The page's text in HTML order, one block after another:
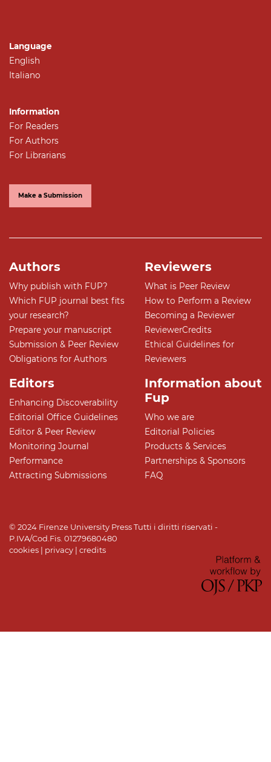
Language
English
Italiano
Information
For Readers
For Authors
For Librarians
Make a Submission
Authors
Why publish with FUP?
Which FUP journal best fits
your research?
Prepare your manuscript
Submission & Peer Review
Obligations for Authors
Reviewers
What is Peer Review
How to Perform a Review
Becoming a Reviewer
ReviewerCredits
Ethical Guidelines for
Reviewers
Editors
Enhancing Discoverability
Editorial Office Guidelines
Editor & Peer Review
Monitoring Journal
Performance
Attracting Submissions
Information about
Fup
Who we are
Editorial Policies
Products & Services
Partnerships & Sponsors
FAQ
© 2024 Firenze University Press Tutti i diritti riservati -
P.IVA/Cod.Fis. 01279680480
cookies | privacy | credits